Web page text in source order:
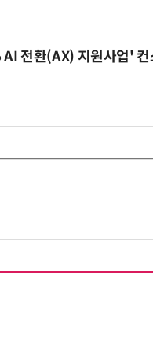
전환(AX) 지원사업' 컨